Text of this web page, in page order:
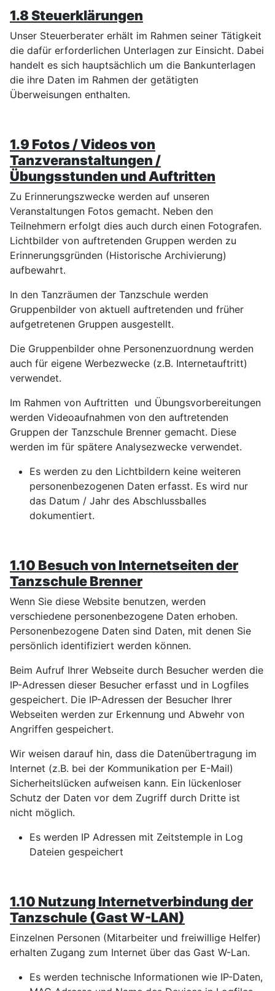
1.8 Steuerklärungen
Unser Steuerberater erhält im Rahmen seiner Tätigkeit
die dafür erforderlichen Unterlagen zur Einsicht. Dabei
handelt es sich hauptsächlich um die Bankunterlagen
die ihre Daten im Rahmen der getätigten
Überweisungen enthalten.
1.9 Fotos / Videos von
Tanzveranstaltungen /
Übungsstunden und Auftritten
Zu Erinnerungszwecke werden auf unseren
Veranstaltungen Fotos gemacht. Neben den
Teilnehmern erfolgt dies auch durch einen Fotografen.
Lichtbilder von auftretenden Gruppen werden zu
Erinnerungsgründen (Historische Archivierung)
aufbewahrt.
In den Tanzräumen der Tanzschule werden
Gruppenbilder von aktuell auftretenden und früher
aufgetretenen Gruppen ausgestellt.
Die Gruppenbilder ohne Personenzuordnung werden
auch für eigene Werbezwecke (z.B. Internetauftritt)
verwendet.
Im Rahmen von Auftritten und Übungsvorbereitungen
werden Videoaufnahmen von den auftretenden
Gruppen der Tanzschule Brenner gemacht. Diese
werden im für spätere Analysezwecke verwendet.
Es werden zu den Lichtbildern keine weiteren
personenbezogenen Daten erfasst. Es wird nur
das Datum / Jahr des Abschlussballes
dokumentiert.
1.10 Besuch von Internetseiten der
Tanzschule Brenner
Wenn Sie diese Website benutzen, werden
verschiedene personenbezogene Daten erhoben.
Personenbezogene Daten sind Daten, mit denen Sie
persönlich identifiziert werden können.
Beim Aufruf Ihrer Webseite durch Besucher werden die
IP-Adressen dieser Besucher erfasst und in Logfiles
gespeichert. Die IP-Adressen der Besucher Ihrer
Webseiten werden zur Erkennung und Abwehr von
Angriffen gespeichert.
Wir weisen darauf hin, dass die Datenübertragung im
Internet (z.B. bei der Kommunikation per E-Mail)
Sicherheitslücken aufweisen kann. Ein lückenloser
Schutz der Daten vor dem Zugriff durch Dritte ist
nicht möglich.
Es werden IP Adressen mit Zeitstemple in Log
Dateien gespeichert
1.10 Nutzung Internetverbindung der
Tanzschule (Gast W-LAN)
Einzelnen Personen (Mitarbeiter und freiwillige Helfer)
erhalten Zugang zum Internet über das Gast W-Lan.
Es werden technische Informationen wie IP-Daten,